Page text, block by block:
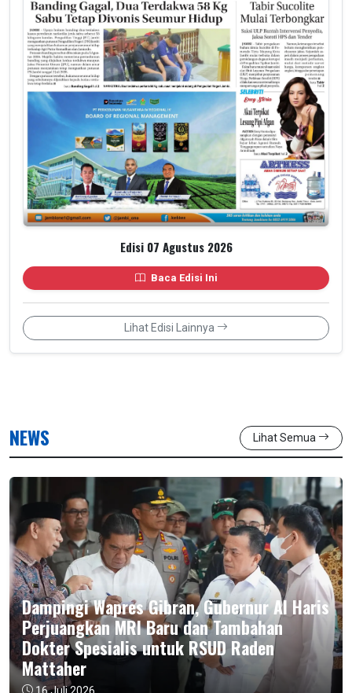
Edisi 07 Agustus 2026
Baca Edisi Ini
Lihat Edisi Lainnya
NEWS Lihat Semua
Dampingi Wapres Gibran, Gubernur Al Haris
Perjuangkan MRI Baru dan Tambahan
Dokter Spesialis untuk RSUD Raden
Mattaher
16 Juli 2026